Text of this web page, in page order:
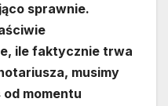
sprawnie.
ile faktycznie trwa
musimy
od momentu